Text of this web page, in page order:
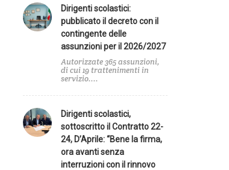
Dirigenti scolastici:
pubblicato il decreto con il
contingente delle
assunzioni per il 2026/2027
Autorizzate 365 assunzioni,
di cui 19 trattenimenti in
servizio....
Dirigenti scolastici,
sottoscritto il Contratto 22-
24, D’Aprile: “Bene la firma,
ora avanti senza
interruzioni con il rinnovo